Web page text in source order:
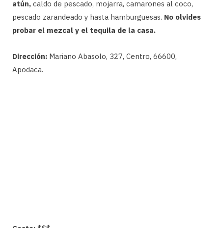
atún, caldo de pescado, mojarra, camarones al coco,
pescado zarandeado y hasta hamburguesas. No olvides
probar el mezcal y el tequila de la casa.
Dirección: Mariano Abasolo, 327, Centro, 66600,
Apodaca.